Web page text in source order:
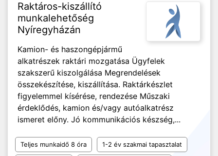
Raktáros-kiszállító
munkalehetőség
Nyíregyházán
Kamion- és haszongépjármű
alkatrészek raktári mozgatása Ügyfelek
szakszerű kiszolgálása Megrendelések
összekészítése, kiszállítása. Raktárkészlet
figyelemmel kísérése, rendezése Műszaki
érdeklődés, kamion és/vagy autóalkatrész
ismeret előny. Jó kommunikációs készség,...
Teljes munkaidő 8 óra 1-2 év szakmai tapasztalat